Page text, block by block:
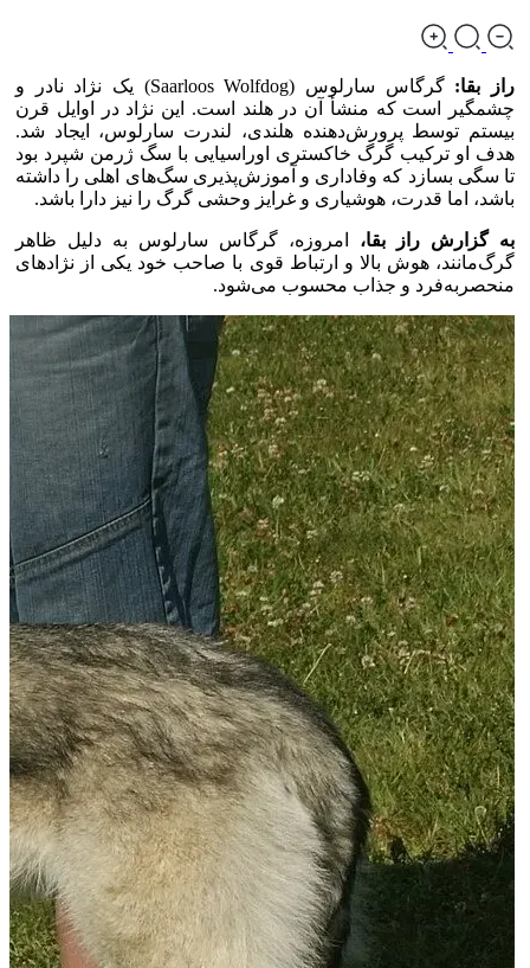
راز بقا:
گرگاس سارلوس (Saarloos Wolfdog) یک نژاد نادر و
چشمگیر است که منشأ آن در هلند است. این نژاد در اوایل قرن
بیستم توسط پرورش‌دهنده هلندی، لندرت سارلوس، ایجاد شد.
هدف او ترکیب گرگ خاکستری اوراسیایی با سگ ژرمن شپرد بود
تا سگی بسازد که وفاداری و آموزش‌پذیری سگ‌های اهلی را داشته
باشد، اما قدرت، هوشیاری و غرایز وحشی گرگ را نیز دارا باشد.
به گزارش راز بقا، امروزه، گرگاس سارلوس به دلیل ظاهر
گرگ‌مانند، هوش بالا و ارتباط قوی با صاحب خود یکی از نژاد‌های
منحصر‌به‌فرد و جذاب محسوب می‌شود.